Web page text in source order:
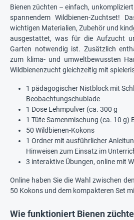
Bienen züchten – einfach,
spannendem Wildbienen-Zuchtset!
wichtigen Materialien, Zubehör und
ausgestattet, was für die Aufzucht
Garten notwendig ist. Zusätzlich
zum klima- und umweltbewussten
Wildbienenzucht gleichzeitig mit
1 pädagogischer Nistblock mit
Beobachtungschublade
1 Dose Lehmpulver (ca. 300 g
1 Tüte Samenmischung (ca. 10 g)
50 Wildbienen-Kokons
1 Ordner mit ausführlicher
Hinweisen zum Einsatz im
3 interaktive Übungen, online mit
Online haben Sie die Wahl zwischen
50 Kokons und dem kompakteren Set
Wie funktioniert Bienen